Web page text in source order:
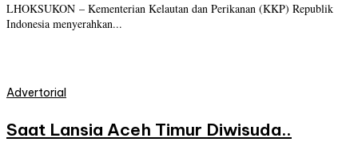
LHOKSUKON – Kementerian Kelautan dan Perikanan (KKP) Republik
Indonesia menyerahkan...
Advertorial
Saat Lansia Aceh Timur Diwisuda..